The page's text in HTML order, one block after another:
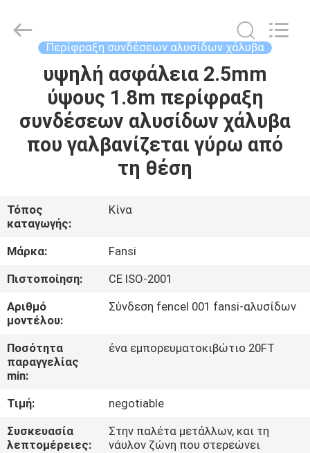
ΣΠΊΤΙ
ΠΡΟΪΌΝΤΑ
ΠΕΡΊΠΟΥ
ΓΎΡΟΣ
ΕΡΓΟΣΤΑΣΊΩΝ
ΠΟΙΟΤΙΚΌΣ
ΈΛΕΓΧΟΣ
ΜΑΣ
ΣΕ
ΕΠΑΦΉ
Rights
Περίφραξη συνδέσεων αλυσίδων χάλυβα
υψηλή ασφάλεια 2.5mm
ύψους 1.8m περίφραξη
συνδέσεων αλυσίδων χάλυβα
που γαλβανίζεται γύρω από
τη θέση
Τόπος
καταγωγής:
Κίνα
Μάρκα:
Fansi
Πιστοποίηση:
CE ISO-2001
Αριθμό
μοντέλου:
Σύνδεση fencel 001 fansi-αλυσίδων
Ποσότητα
παραγγελίας
min:
ένα εμπορευματοκιβώτιο 20FT
Τιμή:
negotiable
Συσκευασία
λεπτομέρειες:
Στην παλέτα μετάλλων, και τη
νάυλον ζώνη που στερεώνει